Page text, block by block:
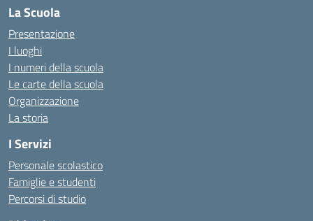
La Scuola
Presentazione
I luoghi
I numeri della scuola
Le carte della scuola
Organizzazione
La storia
I Servizi
Personale scolastico
Famiglie e studenti
Percorsi di studio